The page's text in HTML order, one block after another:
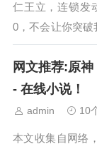
仁王立，连锁发
0，不会让你突
击，菜得抠脚
网文推荐:原
- 在线小说！
admin 10
本文收集自网络